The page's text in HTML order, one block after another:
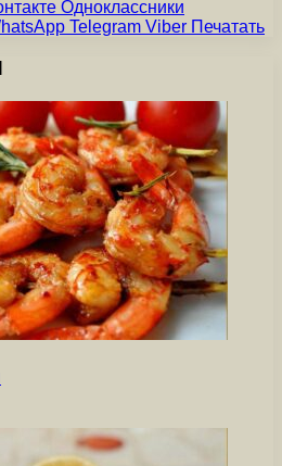
Одноклассники
Telegram Viber Печатать